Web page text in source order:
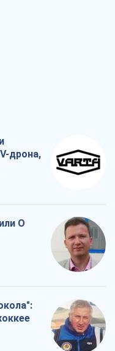
дрона,
О